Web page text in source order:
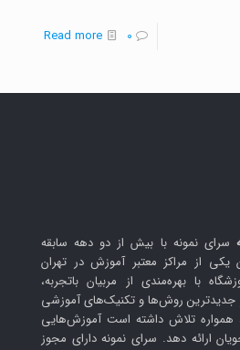
0
Read more
-
از
سرای نمونه با بیش از دو دهه سابقه
یکی از مراکز معتبر آموزش در تهران
با بهره‌مندی از مربیان باتجربه،
جدیدترین روش‌ها و تکنیک‌های آموزشی
همواره تلاش داشته است آموزش‌هایی
ارائه دهد. سرای نمونه دارای مجوز